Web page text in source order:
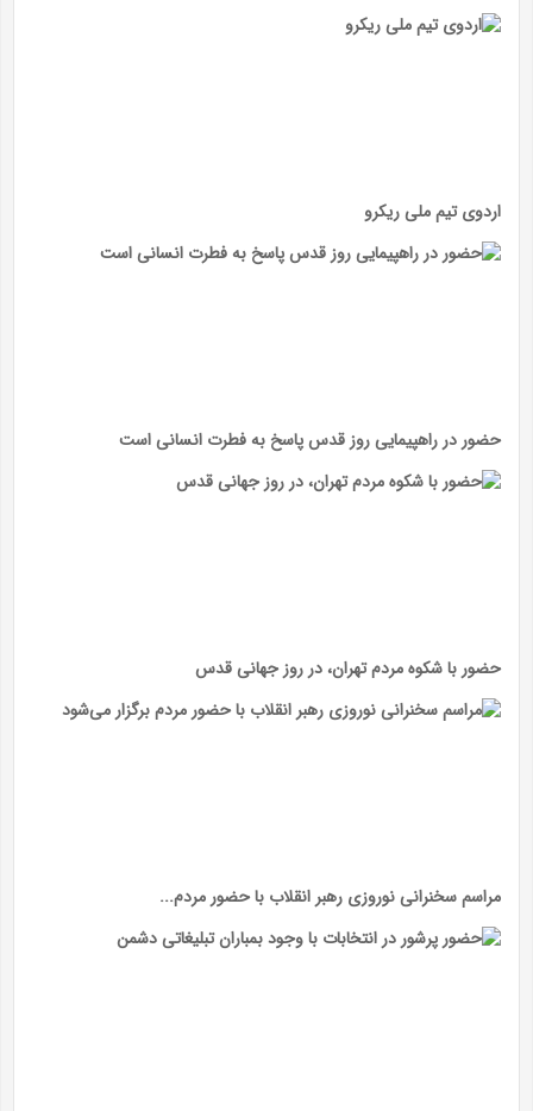
اردوی تیم ملی ریکرو
حضور در راهپیمایی روز قدس پاسخ به فطرت انسانی است
حضور با شکوه مردم تهران، در روز جهانی قدس
مراسم سخنرانی نوروزی رهبر انقلاب با حضور مردم...